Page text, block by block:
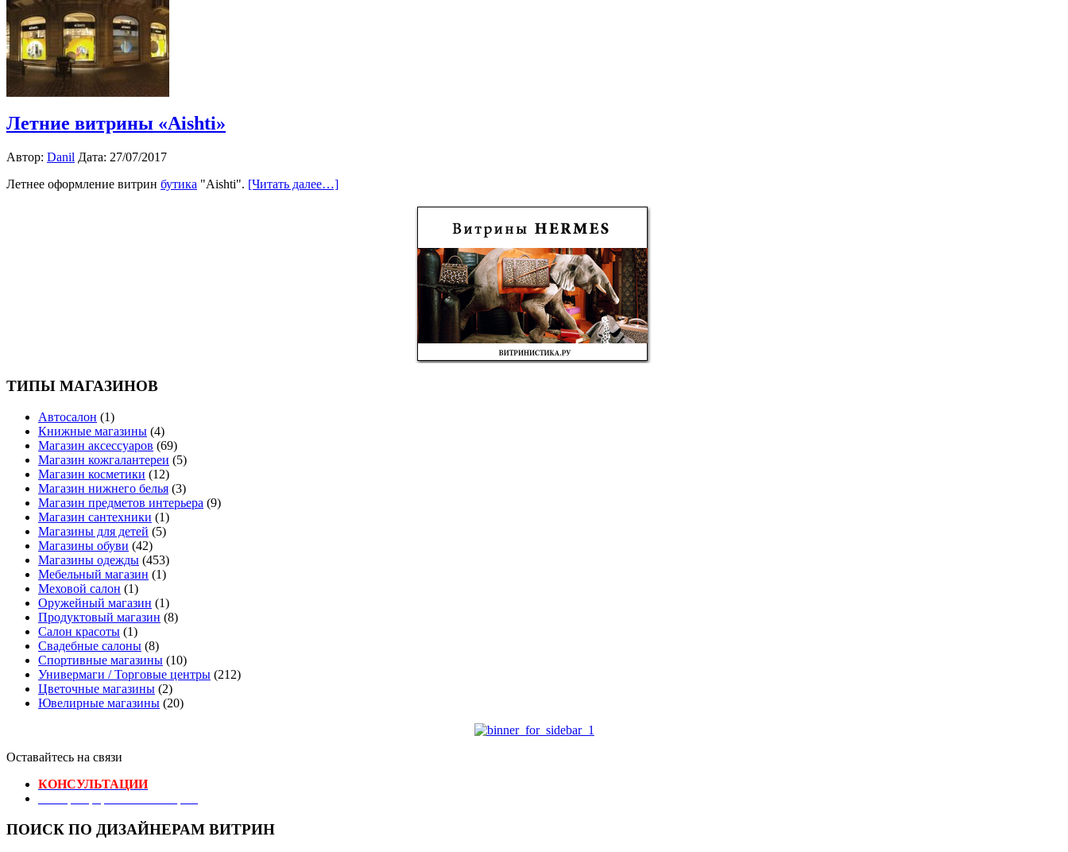
Летние витрины «Aishti»
Автор: Danil Дата: 27/07/2017
Летнее оформление витрин бутика "Aishti". [Читать далее…]
ТИПЫ МАГАЗИНОВ
Автосалон (1)
Книжные магазины (4)
Магазин аксессуаров (69)
Магазин кожгалантереи (5)
Магазин косметики (12)
Магазин нижнего белья (3)
Магазин предметов интерьера (9)
Магазин сантехники (1)
Магазины для детей (5)
Магазины обуви (42)
Магазины одежды (453)
Мебельный магазин (1)
Меховой салон (1)
Оружейный магазин (1)
Продуктовый магазин (8)
Салон красоты (1)
Свадебные салоны (8)
Спортивные магазины (10)
Универмаги / Торговые центры (212)
Цветочные магазины (2)
Ювелирные магазины (20)
Оставайтесь на связи
КОНСУЛЬТАЦИИ
ПОИСК ПО ДИЗАЙНЕРАМ ВИТРИН